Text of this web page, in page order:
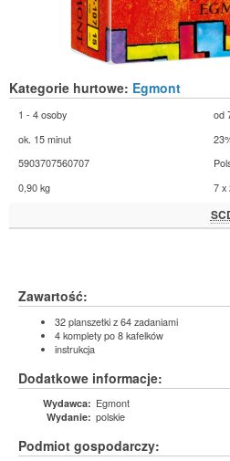
Kategorie hurtowe: Egmont
1 - 4 osoby
od
ok. 15 minut
5903707560707
0,90 kg
7 x
Zawartość:
32 planszetki z 64 zadaniami
4 komplety po 8 kafelków
instrukcja
Dodatkowe informacje:
Wydawca: Egmont
Wydanie: polskie
Podmiot gospodarczy: